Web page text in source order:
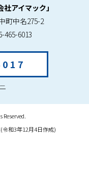
アイマック」
町中名275-2
465-6013
0 1 7
和3年12月4日作成)